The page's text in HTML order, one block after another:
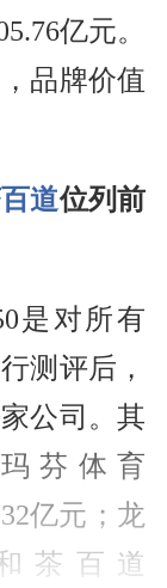
亿元。
品牌价值
道位列前
是对所有
测评后，
公司。其
芬体育
亿元；龙
茶百道